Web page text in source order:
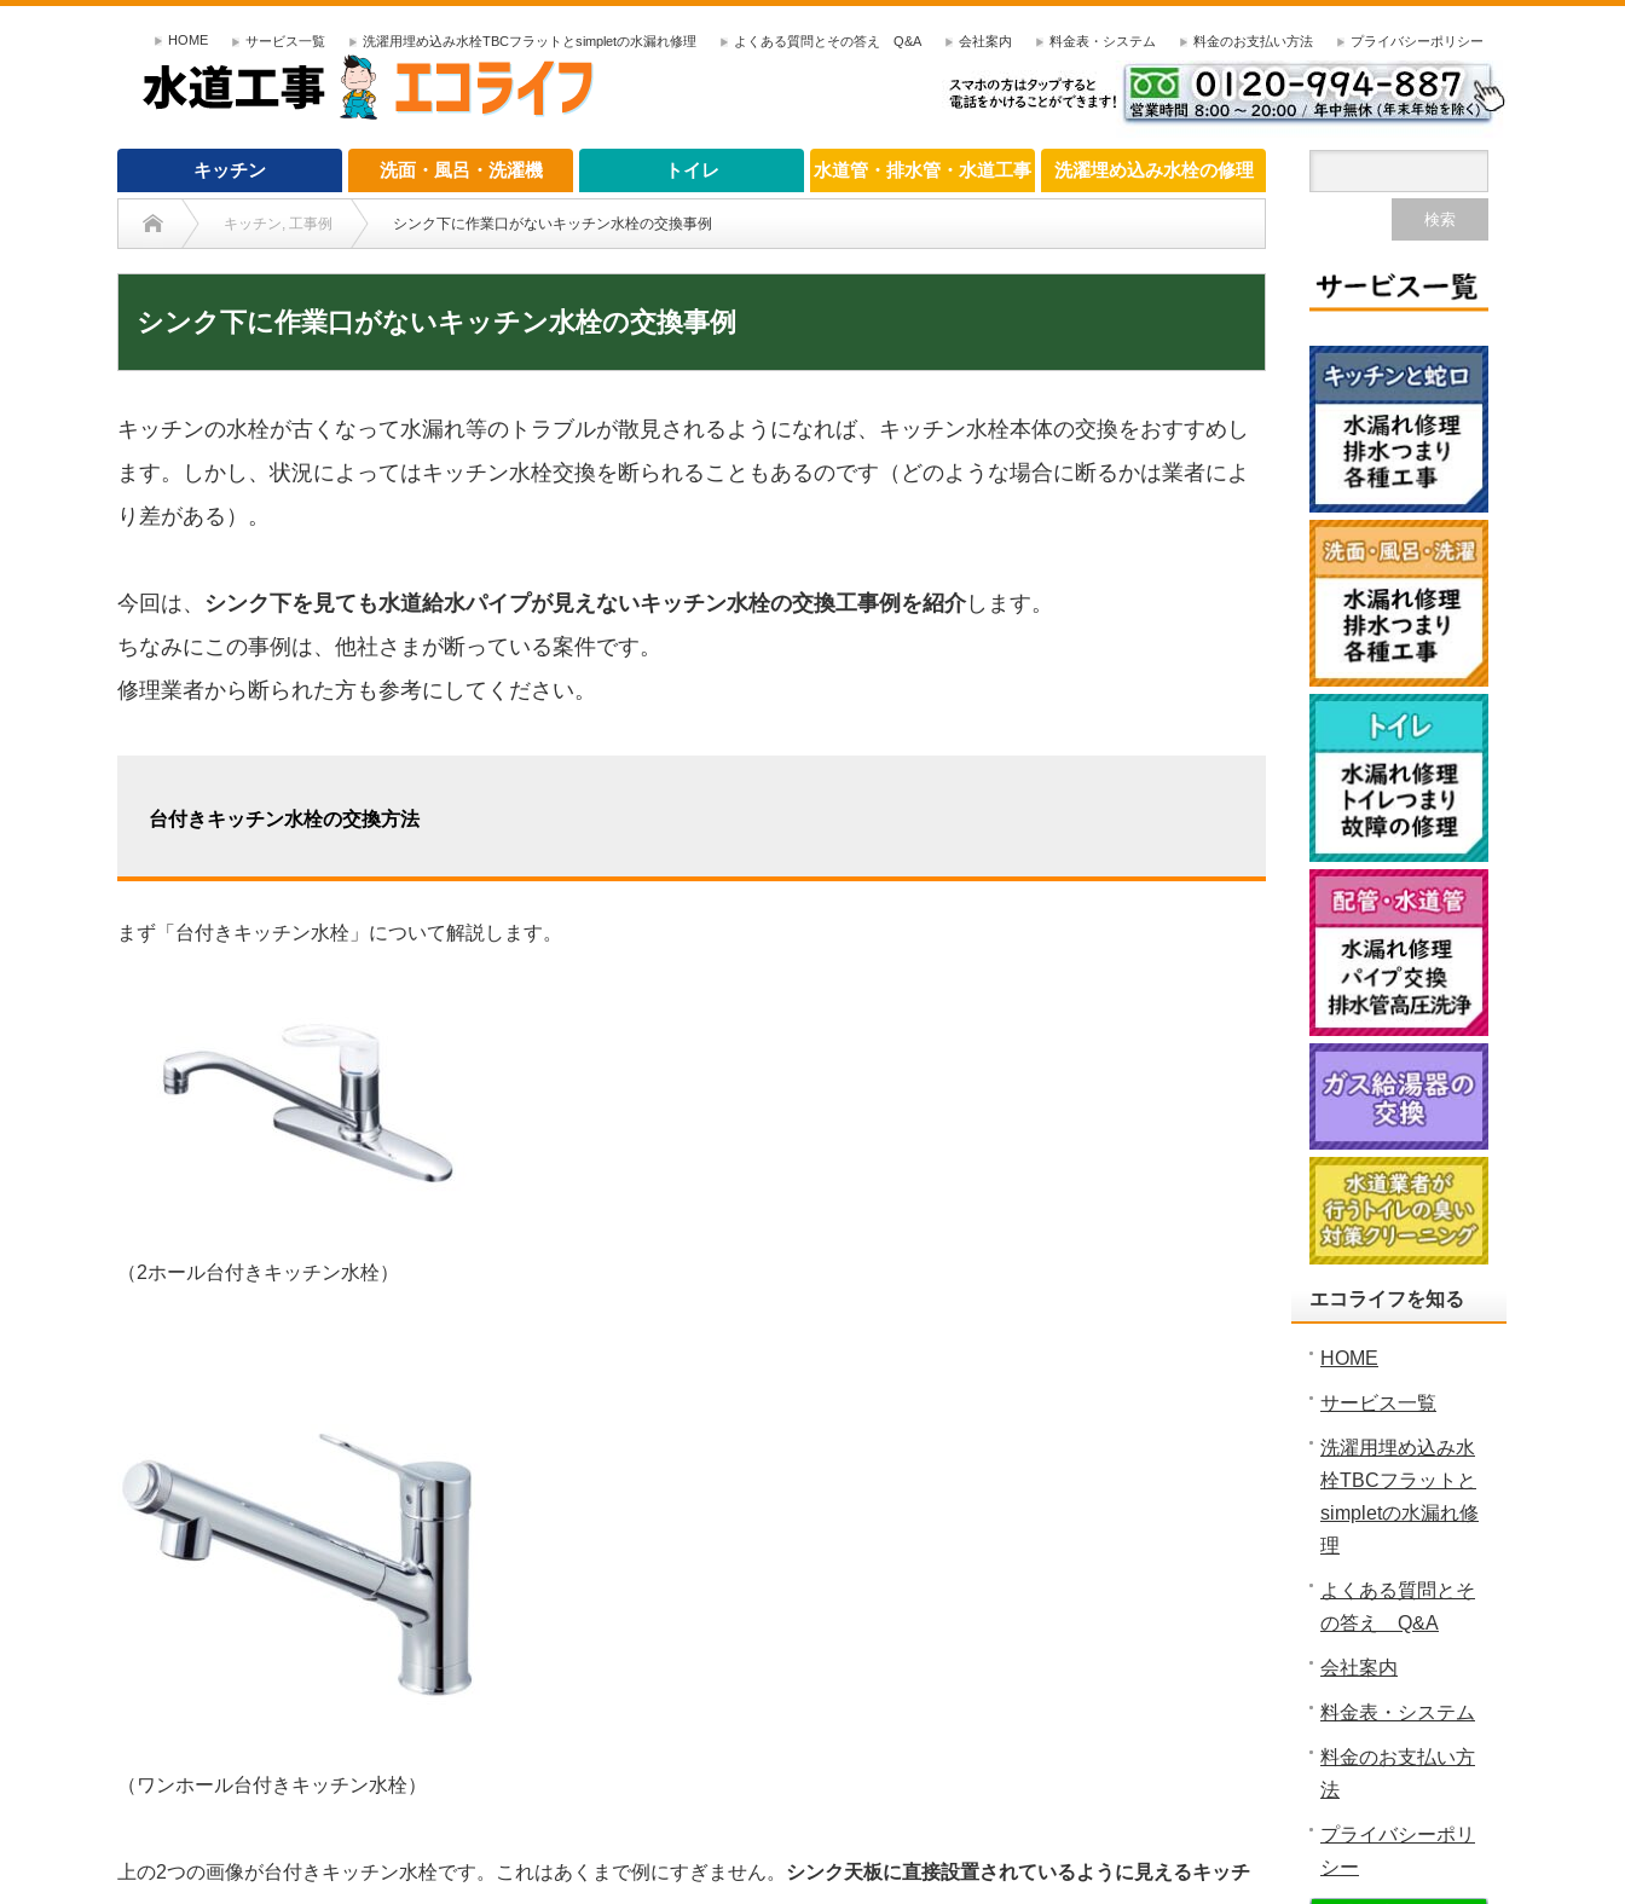
HOME サービス一覧 洗濯用埋め込み水栓TBCフラットとsimpletの水漏れ修理 よくある質問とその答え Q&A 会社案内 料金表・システム 料金のお支払い方法 プライバシーポリシー
キッチン 洗面・風呂・洗濯機 トイレ 水道管・排水管・水道工事 洗濯埋め込み水栓の修理
キッチン, 工事例 シンク下に作業口がないキッチン水栓の交換事例
シンク下に作業口がないキッチン水栓の交換事例
キッチンの水栓が古くなって水漏れ等のトラブルが散見されるようになれば、キッチン水栓本体の交換をおすすめし
ます。しかし、状況によってはキッチン水栓交換を断られることもあるのです（どのような場合に断るかは業者によ
り差がある）。
今回は、 シンク下を見ても水道給水パイプが見えないキッチン水栓の交換工事例を紹介します。
ちなみにこの事例は、他社さまが断っている案件です。
修理業者から断られた方も参考にしてください。
台付きキッチン水栓の交換方法
まず「台付きキッチン水栓」について解説します。
（2ホール台付きキッチン水栓）
（ワンホール台付きキッチン水栓）
上の2つの画像が台付きキッチン水栓です。これはあくまで例にすぎません。 シンク天板に直接設置されているように見えるキッチ
エコライフを知る
HOME
サービス一覧
洗濯用埋め込み水
栓TBCフラットと
simpletの水漏れ修
理
よくある質問とそ
の答え Q&A
会社案内
料金表・システム
料金のお支払い方
法
プライバシーポリ
シー